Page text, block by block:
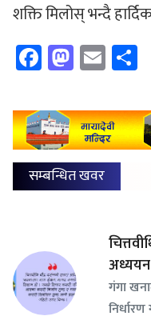
शक्ति मिलोस् भन्दै
Facebook
Email
सम्बन्धित खवर
अध्ययन
गंगा